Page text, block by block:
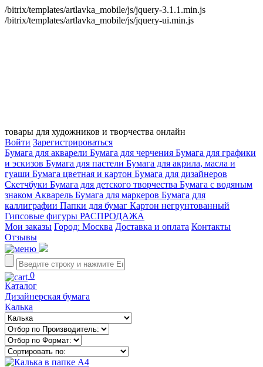
/bitrix/templates/artlavka_mobile/js/jquery-3.1.1.min.js
/bitrix/templates/artlavka_mobile/js/jquery-ui.min.js
товары для художников и творчества онлайн
Войти Зарегистрироваться
Бумага для акварели Бумага для черчения Бумага для графики
и эскизов Бумага для пастели Бумага для акрила, масла и
гуаши Бумага цветная и картон Бумага для дизайнеров
Скетчбуки Бумага для детского творчества Бумага с водяным
знаком Акварель Бумага для маркеров Бумага для
каллиграфии Папки для бумаг Картон негрунтованный
Гипсовые фигуры РАСПРОДАЖА
Мои заказы Город: Москва Доставка и оплата Контакты
Отзывы
0
Каталог
Дизайнерская бумага
Калька